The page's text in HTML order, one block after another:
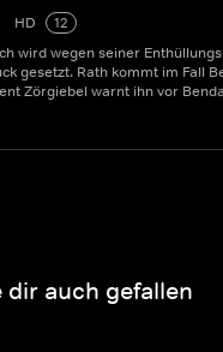
HD
12
wird wegen seiner
gesetzt. Rath kommt im Fall
Zörgiebel warnt ihn vor
dir auch gefallen